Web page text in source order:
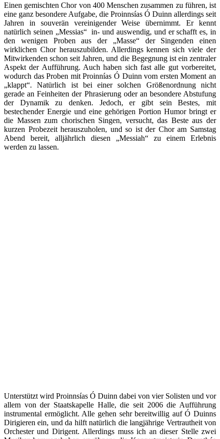
Einen gemischten Chor von 400 Menschen zusammen zu führen, ist
eine ganz besondere Aufgabe, die Proinnsías Ó Duinn allerdings seit
Jahren in souverän vereinigender Weise übernimmt. Er kennt
natürlich seinen „Messias“ in- und auswendig, und er schafft es, in
den wenigen Proben aus der „Masse“ der Singenden einen
wirklichen Chor herauszubilden. Allerdings kennen sich viele der
Mitwirkenden schon seit Jahren, und die Begegnung ist ein zentraler
Aspekt der Aufführung. Auch haben sich fast alle gut vorbereitet,
wodurch das Proben mit Proinnías Ó Duinn vom ersten Moment an
„klappt“. Natürlich ist bei einer solchen Größenordnung nicht
gerade an Feinheiten der Phrasierung oder an besondere Abstufung
der Dynamik zu denken. Jedoch, er gibt sein Bestes, mit
bestechender Energie und eine gehörigen Portion Humor bringt er
die Massen zum chorischen Singen, versucht, das Beste aus der
kurzen Probezeit herauszuholen, und so ist der Chor am Samstag
Abend bereit, alljährlich diesen „Messiah“ zu einem Erlebnis
werden zu lassen.
Unterstützt wird Proinnsías Ó Duinn dabei von vier Solisten und vor
allem von der Staatskapelle Halle, die seit 2006 die Aufführung
instrumental ermöglicht. Alle gehen sehr bereitwillig auf Ó Duinns
Dirigieren ein, und da hilft natürlich die langjährige Vertrautheit von
Orchester und Dirigent. Allerdings muss ich an dieser Stelle zwei